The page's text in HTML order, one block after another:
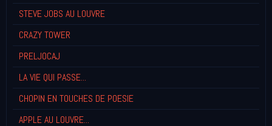
STEVE JOBS AU LOUVRE
CRAZY TOWER
PRELJOCAJ
LA VIE QUI PASSE...
CHOPIN EN TOUCHES DE POESIE
APPLE AU LOUVRE...